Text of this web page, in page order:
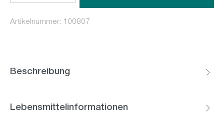
Artikelnummer: 100807
Beschreibung
Lebensmittelinformationen